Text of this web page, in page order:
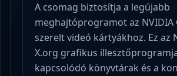
A csomag biztosítja a legújabb
meghajtóprogramot az NVIDIA
szerelt videó kártyákhoz. Ez az
X.org grafikus
kapcsolódó könyvtárak és a